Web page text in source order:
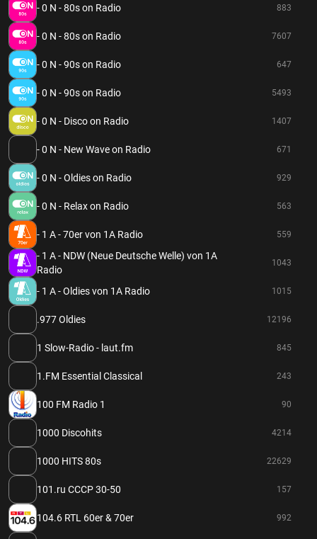
- 0 N - 80s on Radio 883
- 0 N - 80s on Radio 7607
- 0 N - 90s on Radio 647
- 0 N - 90s on Radio 5493
- 0 N - Disco on Radio 1407
- 0 N - New Wave on Radio 671
- 0 N - Oldies on Radio 929
- 0 N - Relax on Radio 563
- 1 A - 70er von 1A Radio 559
- 1 A - NDW (Neue Deutsche Welle) von 1A
Radio
1043
- 1 A - Oldies von 1A Radio 1015
.977 Oldies 12196
1 Slow-Radio - laut.fm 845
1.FM Essential Classical 243
100 FM Radio 1 90
1000 Discohits 4214
1000 HITS 80s 22629
101.ru СССР 30-50 157
104.6 RTL 60er & 70er 992